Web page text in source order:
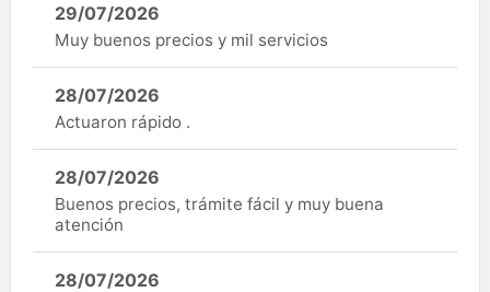
29/07/2026
Muy buenos precios y mil servicios
28/07/2026
Actuaron rápido .
28/07/2026
Buenos precios, trámite fácil y muy buena
atención
28/07/2026